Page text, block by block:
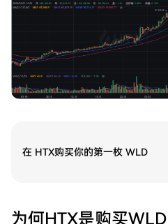
在 HTX购买你的第一枚 WLD
为何HTX是购买WLD